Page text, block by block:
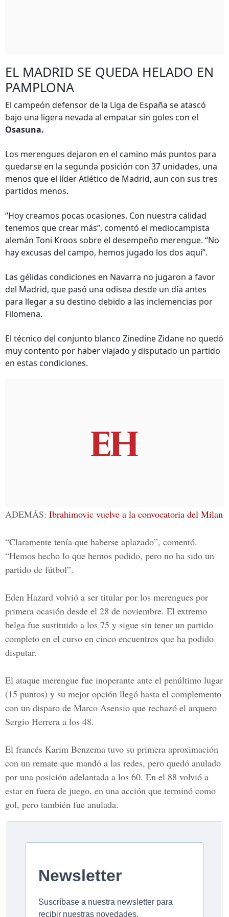
EL MADRID SE QUEDA HELADO EN
PAMPLONA
El campeón defensor de la Liga de España se atascó
bajo una ligera nevada al empatar sin goles con el
Osasuna.
Los merengues dejaron en el camino más puntos para
quedarse en la segunda posición con 37 unidades, una
menos que el líder Atlético de Madrid, aun con sus tres
partidos menos.
“Hoy creamos pocas ocasiones. Con nuestra calidad
tenemos que crear más”, comentó el mediocampista
alemán Toni Kroos sobre el desempeño merengue. “No
hay excusas del campo, hemos jugado los dos aquí”.
Las gélidas condiciones en Navarra no jugaron a favor
del Madrid, que pasó una odisea desde un día antes
para llegar a su destino debido a las inclemencias por
Filomena.
El técnico del conjunto blanco Zinedine Zidane no quedó
muy contento por haber viajado y disputado un partido
en estas condiciones.
ADEMÁS: Ibrahimovic vuelve a la convocatoria del Milan
“Claramente tenía que haberse aplazado”, comentó.
“Hemos hecho lo que hemos podido, pero no ha sido un
partido de fútbol”.
Eden Hazard volvió a ser titular por los merengues por
primera ocasión desde el 28 de noviembre. El extremo
belga fue sustituido a los 75 y sigue sin tener un partido
completo en el curso en cinco encuentros que ha podido
disputar.
El ataque merengue fue inoperante ante el penúltimo lugar
(15 puntos) y su mejor opción llegó hasta el complemento
con un disparo de Marco Asensio que rechazó el arquero
Sergio Herrera a los 48.
El francés Karim Benzema tuvo su primera aproximación
con un remate que mandó a las redes, pero quedó anulado
por una posición adelantada a los 60. En el 88 volvió a
estar en fuera de juego, en una acción que terminó como
gol, pero también fue anulada.